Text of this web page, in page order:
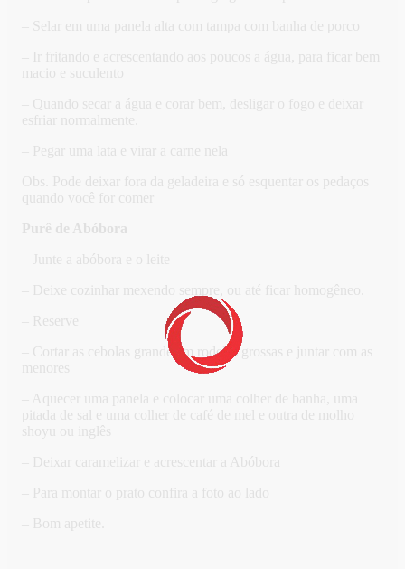
– Selar em uma panela alta com tampa com banha de porco
– Ir fritando e acrescentando aos poucos a água, para ficar bem
macio e suculento
– Quando secar a água e corar bem, desligar o fogo e deixar
esfriar normalmente.
– Pegar uma lata e virar a carne nela
Obs. Pode deixar fora da geladeira e só esquentar os pedaços
quando você for comer
Purê de Abóbora
– Junte a abóbora e o leite
– Deixe cozinhar mexendo sempre, ou até ficar homogêneo.
– Reserve
– Cortar as cebolas grande em rodelas grossas e juntar com as
menores
– Aquecer uma panela e colocar uma colher de banha, uma
pitada de sal e uma colher de café de mel e outra de molho
shoyu ou inglês
– Deixar caramelizar e acrescentar a Abóbora
– Para montar o prato confira a foto ao lado
– Bom apetite.